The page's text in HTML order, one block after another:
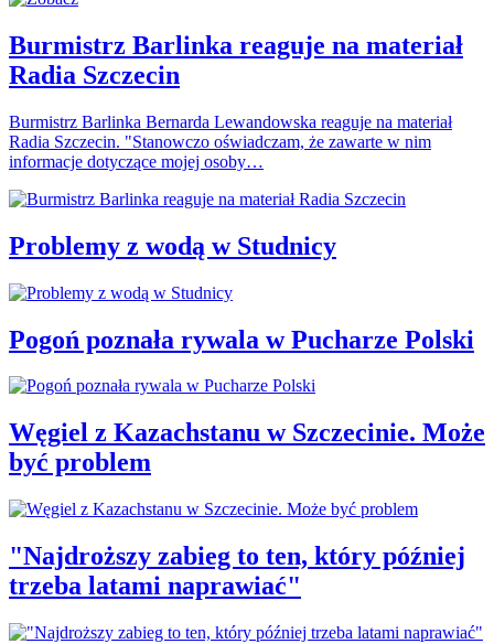
Burmistrz Barlinka reaguje na materiał
Radia Szczecin
Burmistrz Barlinka Bernarda Lewandowska reaguje na materiał
Radia Szczecin. "Stanowczo oświadczam, że zawarte w nim
informacje dotyczące mojej osoby…
Problemy z wodą w Studnicy
Pogoń poznała rywala w Pucharze Polski
Węgiel z Kazachstanu w Szczecinie. Może
być problem
"Najdroższy zabieg to ten, który później
trzeba latami naprawiać"